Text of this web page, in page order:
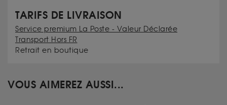
TARIFS DE LIVRAISON
Service premium La Poste - Valeur Déclarée
Transport Hors FR
Retrait en boutique
VOUS AIMEREZ AUSSI...